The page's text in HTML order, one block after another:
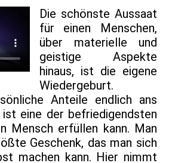
Die schönste Aussaat
für einen Menschen,
über materielle und
geistige Aspekte
hinaus, ist die eigene
Wiedergeburt.
Anteile endlich ans
eine der befriedigendsten
Mensch erfüllen kann. Man
Geschenk, das man sich
machen kann. Hier nimmt